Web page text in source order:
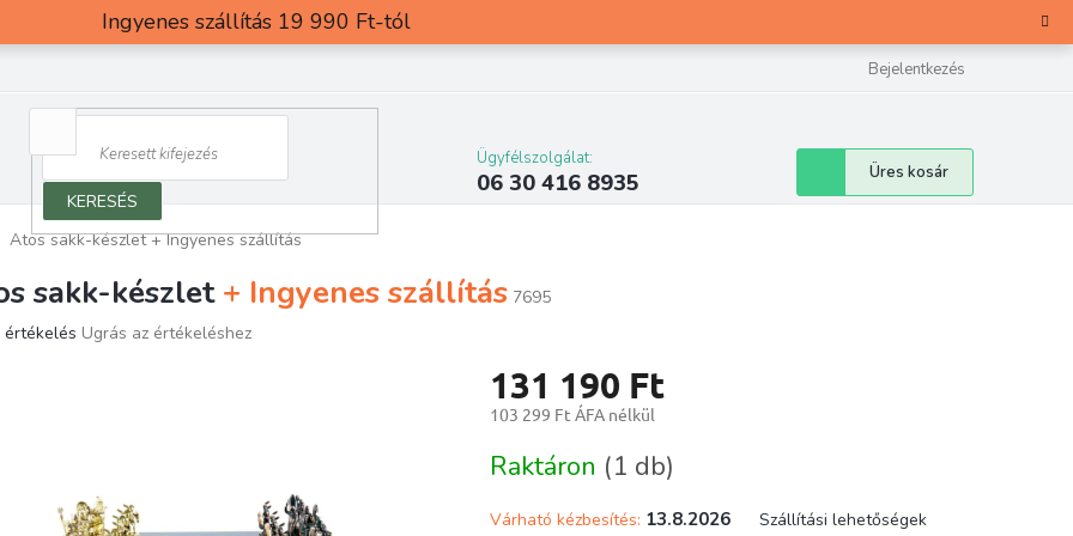
Ingyenes szállítás 19 990 Ft-tól
Bejelentkezés
KERESÉS
Ügyfélszolgálat:
06 30 416 8935 Kosár
Üres kosár
Atos sakk-készlet+ Ingyenes szállítás
sakk-készlet + Ingyenes szállítás 7695
értékelés Ugrás az értékeléshez
131 190 Ft
103 299 Ft ÁFA nélkül
Raktáron (1 db)
Várható kézbesítés: 13.8.2026 Szállítási lehetőségek